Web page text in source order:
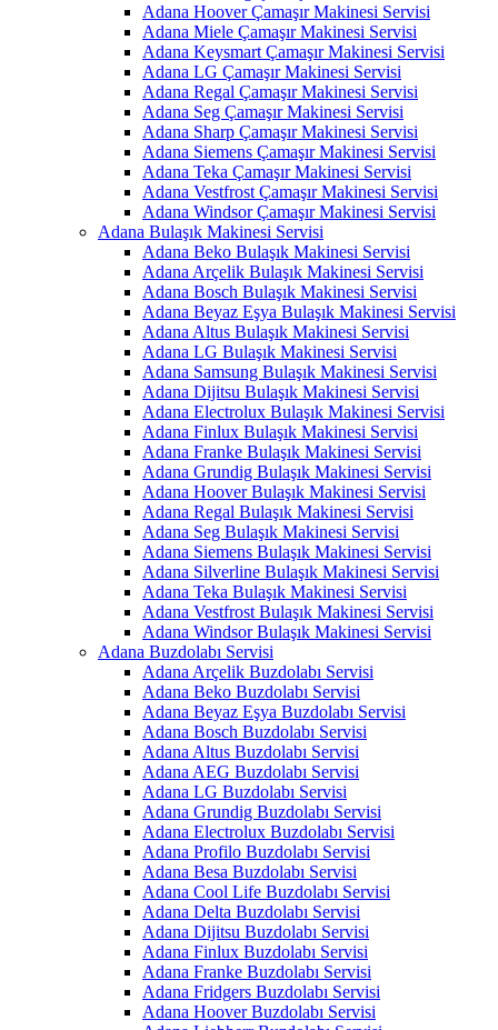
Adana Hoover Çamaşır Makinesi Servisi
Adana Miele Çamaşır Makinesi Servisi
Adana Keysmart Çamaşır Makinesi Servisi
Adana LG Çamaşır Makinesi Servisi
Adana Regal Çamaşır Makinesi Servisi
Adana Seg Çamaşır Makinesi Servisi
Adana Sharp Çamaşır Makinesi Servisi
Adana Siemens Çamaşır Makinesi Servisi
Adana Teka Çamaşır Makinesi Servisi
Adana Vestfrost Çamaşır Makinesi Servisi
Adana Windsor Çamaşır Makinesi Servisi
Adana Bulaşık Makinesi Servisi
Adana Beko Bulaşık Makinesi Servisi
Adana Arçelik Bulaşık Makinesi Servisi
Adana Bosch Bulaşık Makinesi Servisi
Adana Beyaz Eşya Bulaşık Makinesi Servisi
Adana Altus Bulaşık Makinesi Servisi
Adana LG Bulaşık Makinesi Servisi
Adana Samsung Bulaşık Makinesi Servisi
Adana Dijitsu Bulaşık Makinesi Servisi
Adana Electrolux Bulaşık Makinesi Servisi
Adana Finlux Bulaşık Makinesi Servisi
Adana Franke Bulaşık Makinesi Servisi
Adana Grundig Bulaşık Makinesi Servisi
Adana Hoover Bulaşık Makinesi Servisi
Adana Regal Bulaşık Makinesi Servisi
Adana Seg Bulaşık Makinesi Servisi
Adana Siemens Bulaşık Makinesi Servisi
Adana Silverline Bulaşık Makinesi Servisi
Adana Teka Bulaşık Makinesi Servisi
Adana Vestfrost Bulaşık Makinesi Servisi
Adana Windsor Bulaşık Makinesi Servisi
Adana Buzdolabı Servisi
Adana Arçelik Buzdolabı Servisi
Adana Beko Buzdolabı Servisi
Adana Beyaz Eşya Buzdolabı Servisi
Adana Bosch Buzdolabı Servisi
Adana Altus Buzdolabı Servisi
Adana AEG Buzdolabı Servisi
Adana LG Buzdolabı Servisi
Adana Grundig Buzdolabı Servisi
Adana Electrolux Buzdolabı Servisi
Adana Profilo Buzdolabı Servisi
Adana Besa Buzdolabı Servisi
Adana Cool Life Buzdolabı Servisi
Adana Delta Buzdolabı Servisi
Adana Dijitsu Buzdolabı Servisi
Adana Finlux Buzdolabı Servisi
Adana Franke Buzdolabı Servisi
Adana Fridgers Buzdolabı Servisi
Adana Hoover Buzdolabı Servisi